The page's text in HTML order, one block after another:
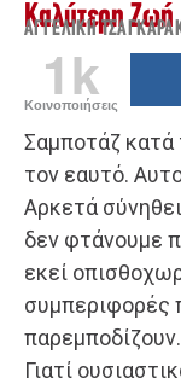
Καλύτερη Ζωή
ΑΓΓΕΛΙΚΉ
1k
Κοινοποιήσεις
Σαμποτάζ κατά
τον εαυτό.
Αρκετά
δεν φτάνουμε
εκεί
συμπεριφορές
Γιατί